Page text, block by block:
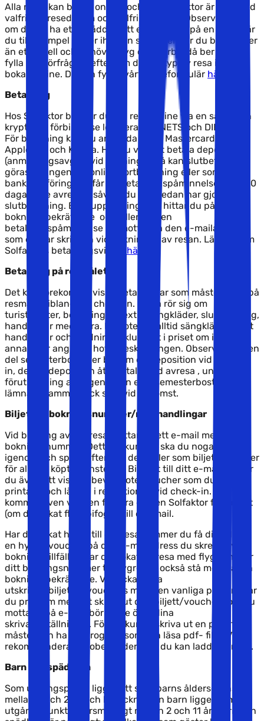
Alla resor kan bokas online, och hos Solfaktor är det alltid
valfritt avresedatum och valfri reslängd. Observera att
om du vill ha ett skräddarsytt erbjudande på en resa, där
du till exempel sätter ihop en semester där du bor på mer
än ett hotell och behöver flyg och hyrbil, då ber vi dig
fylla i en förfrågan, eftersom denna typ av resa inte kan
bokas online. Du kan fylla i vårt frågeformulär här
Betalning
Hos Solfaktor betalar du din resa online via en säker och
krypterad förbindelse levererad av NETS och DIBS.
För betalning kan du använda VISA, Mastercard,
ApplePay och Klarna. Har du valt att betala deposition
(anmälningsavgift) vid bokningen så kan slutbetalning
göras antingen via online kortbetalning eller som
banköverföring. Du får en betalningspåminnelse cirka 50
dagar före avresan, såvida du inte redan har gjort din
slutbetalning. Bankupplysningarna hittar du på din
bokningsbekräftelse och/eller på den
betalningspåminnelse du mottar på den e-mailadress
som du har skrivit in vid bokningen av resan. Läs mer om
Solfaktors betalningsvillkor här.
Betalning på resmålet
Det kan förekomma vissa betalningar som måste göras på
resmålet, ibland vid check-in. Detta rör sig om
turistskatter, betalning för extra sängkläder, slutstädning,
handdukar med mera. På hotell är alltid sängkläder samt
handdukar och städning inkluderat i priset om inget
annat står angivet i hotellbeskrivningen. Observera att en
del semesterbostäder ber om en deposition vid check-
in, denna deposition återbetalas vid avresa , under
förutsättning att lägenheten eller semesterbostaden
lämnas i samma skick som vid ankomst.
Biljetter/bokningsnummer/resehandlingar
Vid bokning av din resa mottar du ett e-mail med ditt
bokningsnummer. Detta dokument ska du noga läsa
igenom och spara eftersom det gäller som biljett/voucher
för alla de köpta tjänsterna. Bifogat till ditt e-mail mottar
du även ett vistelsebevis/hotellvoucher som du ska
printa ut och lämna i receptionen vid check-in. Det
kommer även vara en faktura och en Solfaktor flygbiljett
(om du bokat flyg) bifogad till ditt mail.
Har du bokat hyrbil till din resa kommer du få dig tillsänt
en hyrbilsvoucher på den e-mailadress du skrev in vid
bokningstillfället. Har du bokat en resa med flyg kommer
ditt bokningsnummer till flygresan också stå med på din
bokningsbekräftelse. Vi skickar inga
utskrivna biljetter/vouchers med den vanliga posten. Har
du problem med att skriva ut den biljett/voucher som du
mottagit på e-mail bör du se över dina
skrivarinställningar. För att kunna skriva ut en pdf- fil
måste man ha ett program som kan läsa pdf- filer. Vi
rekommenderar Adobe reader som du kan ladda ner
.
Barn och spädbarn
Som utgångspunkt ligger ett spädbarns åldersgräns
mellan 0 och 2 år, och beteckningen barn ligger som
utgångspunkt åldersmässigt mellan 2 och 11 år. Barn och